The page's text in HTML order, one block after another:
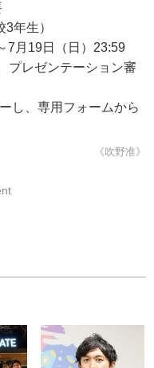
年生）
7月19日（日）23:59
プレゼンテーション審
し、専用フォームから
《吹野准》